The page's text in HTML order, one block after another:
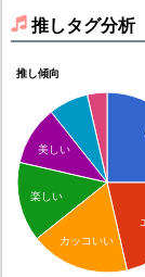
推しタグ分析
推し傾向
美しい
楽しい
カッコいい